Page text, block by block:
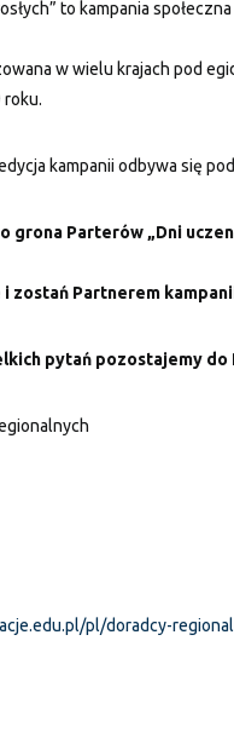
to kampania
w wielu krajach pod
kampanii odbywa się
grona Parterów „Dni
i zostań Partnerem
pytań pozostajemy do
pl/doradcy-